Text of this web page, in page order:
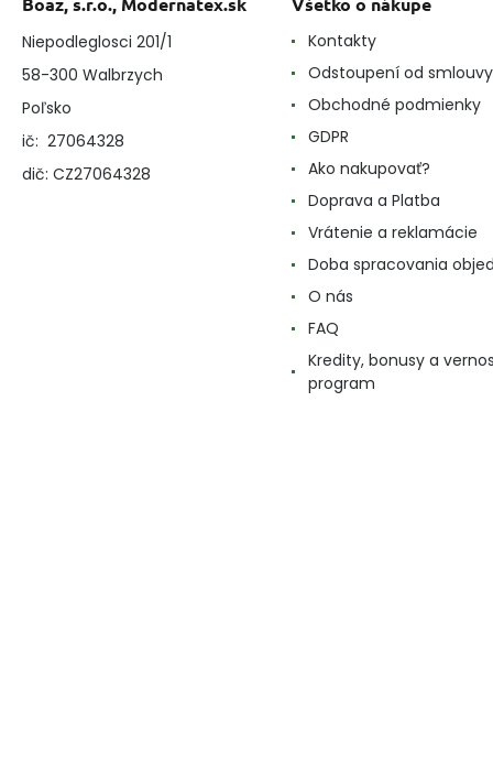
Niepodleglosci 201/1
58-300 Walbrzych
Poľsko
ič: 27064328
dič: CZ27064328
Kontakty
Odstoupení od smlouvy
Obchodné podmienky
GDPR
Ako nakupovať?
Doprava a Platba
Vrátenie a reklamácie
Doba spracovania
O nás
FAQ
Kredity, bonusy a
program